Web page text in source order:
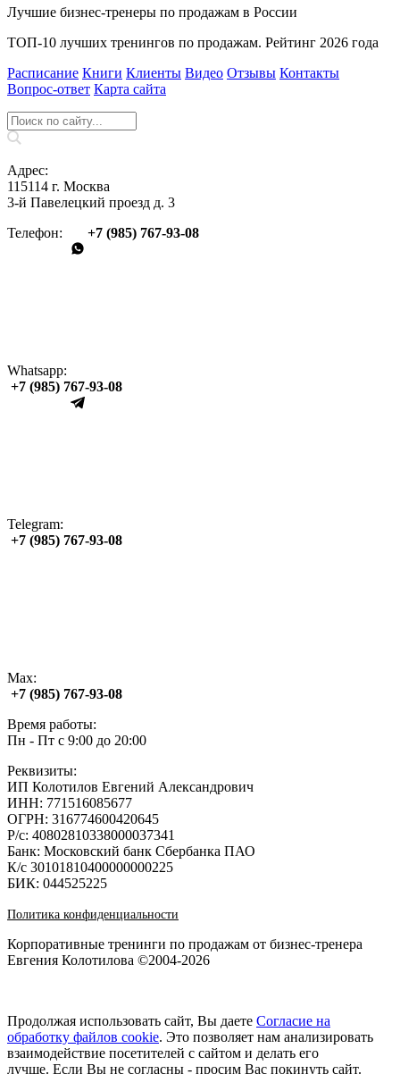
Лучшие бизнес-тренеры по продажам в России
ТОП-10 лучших тренингов по продажам. Рейтинг 2026 года
Расписание Книги Клиенты Видео Отзывы Контакты
Вопрос‑ответ Карта сайта
Адрес:
115114 г. Москва
3-й Павелецкий проезд д. 3
Телефон: +7 (985) 767‑93‑08
Whatsapp:
+7 (985) 767‑93‑08
Telegram:
+7 (985) 767‑93‑08
Max:
+7 (985) 767‑93‑08
Время работы:
Пн - Пт с 9:00 до 20:00
Реквизиты:
ИП Колотилов Евгений Александрович
ИНН: 771516085677
ОГРН: 316774600420645
Р/с: 40802810338000037341
Банк: Московский банк Сбербанка ПАО
К/с 30101810400000000225
БИК: 044525225
Политика конфиденциальности
Корпоративные тренинги по продажам от бизнес-тренера
Евгения Колотилова ©2004-2026
Продолжая использовать сайт, Вы даете Согласие на
обработку файлов cookie. Это позволяет нам анализировать
взаимодействие посетителей с сайтом и делать его
лучше. Если Вы не согласны - просим Вас покинуть сайт.